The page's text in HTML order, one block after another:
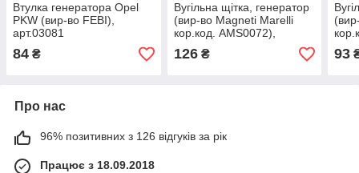
Втулка генератора Opel
PKW (вир-во FEBI),
арт.03081
84 ₴
Вугільна щітка, генератор
(вир-во Magneti Marelli
кор.код. AMS0072),
арт.940113190072
126₴ 93
Про нас
96% позитивних з 126 відгуків за рік
Працює з 18.09.2018